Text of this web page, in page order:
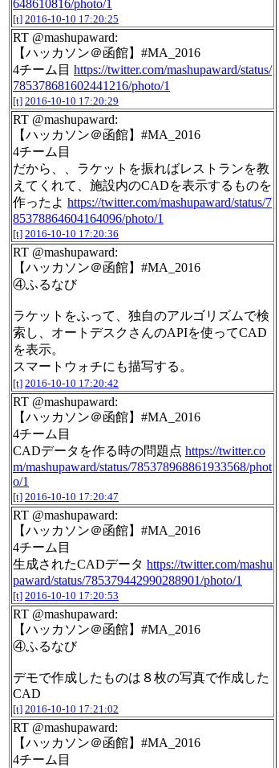
648610816/photo/1
[t] 2016-10-10 17:20:25
RT @mashupaward:
【ハッカソン＠函館】#MA_2016
4チーム目 https://twitter.com/mashupaward/status/
785378681602441216/photo/1
[t] 2016-10-10 17:20:29
RT @mashupaward:
【ハッカソン＠函館】#MA_2016
4チーム目
だから、、ラケットを振ればレストランを教
えてくれて、施設内のCADを表示するものを
作ったよ https://twitter.com/mashupaward/status/7
85378864604164096/photo/1
[t] 2016-10-10 17:20:36
RT @mashupaward:
【ハッカソン＠函館】#MA_2016
④ふるなび
ラケットをふって、独自のアルゴリズムで検
索し、オートデスクさんのAPIを使ってCAD
を表示。
スマートウォチにも描写する。
[t] 2016-10-10 17:20:42
RT @mashupaward:
【ハッカソン＠函館】#MA_2016
4チーム目
CADデータを作る時の問題点 https://twitter.co
m/mashupaward/status/785378968861933568/phot
o/1
[t] 2016-10-10 17:20:47
RT @mashupaward:
【ハッカソン＠函館】#MA_2016
4チーム目
生成されたCADデータ https://twitter.com/mashu
paward/status/785379442990288901/photo/1
[t] 2016-10-10 17:20:53
RT @mashupaward:
【ハッカソン＠函館】#MA_2016
④ふるなび
デモで作成したものは８枚の写真で作成した
CAD
[t] 2016-10-10 17:21:02
RT @mashupaward:
【ハッカソン＠函館】#MA_2016
4チーム目